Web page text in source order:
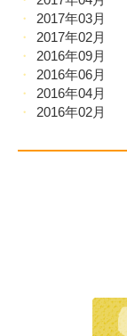
2017年03月
2017年02月
2016年09月
2016年06月
2016年04月
2016年02月